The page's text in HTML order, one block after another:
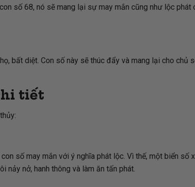
số 68, nó sẽ mang lại sự may mắn cũng như lộc phát
bất diệt. Con số này sẽ thúc đẩy và mang lại cho chủ
tiết
số may mắn với ý nghĩa phát lộc. Vì thế, một biển số
nảy nở, hanh thông và làm ăn tấn phát.